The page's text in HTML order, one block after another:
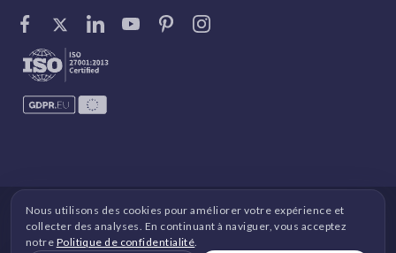
©Vantage Circle. 2026 Tous droits réservés.
DPDP|RGPD|Sécurité
Nous utilisons des cookies pour améliorer votre expérience et
collecter des analyses. En continuant à naviguer, vous acceptez
notre Politique de confidentialité.